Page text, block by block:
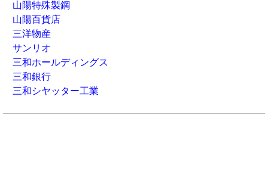
山陽特殊製鋼
山陽百貨店
三洋物産
サンリオ
三和ホールディングス
三和銀行
三和シヤッター工業